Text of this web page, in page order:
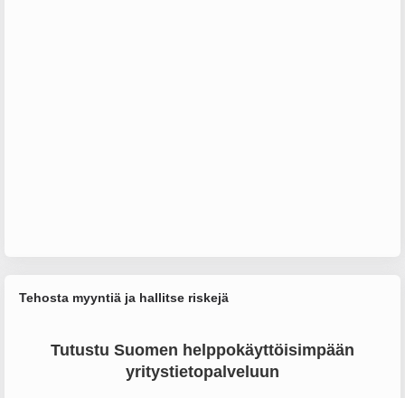
Tehosta myyntiä ja hallitse riskejä
Tutustu Suomen helppokäyttöisimpään
yritystietopalveluun